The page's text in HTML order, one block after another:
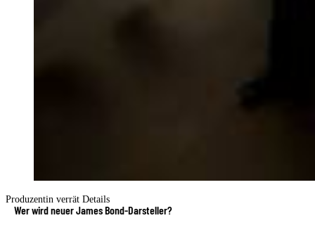
Produzentin verrät Details
Wer wird neuer James Bond-Darsteller?